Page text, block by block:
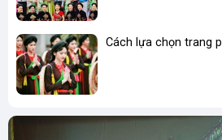
Cách lựa chọn trang